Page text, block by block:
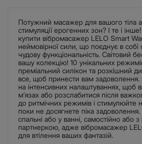
Потужний масажер для вашого тіла
стимуляції ерогенних зон? І те і
купити вібромасажер LELO Smart
неймовірної сили, що поєднує в собі
чудову функціональність. Світовий
вашу колекцію! 10 унікальних режимів
преміальний силікон та розкішний
все, щоб принести вам задоволення.
на інтенсивних налаштуваннях, щоб
м’язах або розслабитися після
до ритмічних режимів і стимулюйте
поки не досягнете піка
спальні або у ванні, самостійно або
партнеркою, адже вібромасажер
для втілення ваших фантазій.